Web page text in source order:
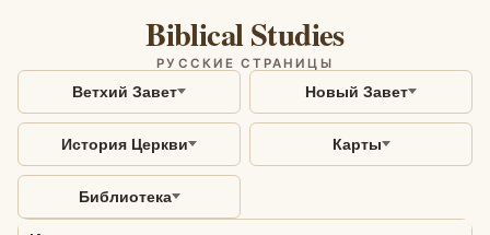
Biblical Studies
РУССКИЕ СТРАНИЦЫ
Ветхий Завет Новый Завет
История Церкви Карты
Библиотека